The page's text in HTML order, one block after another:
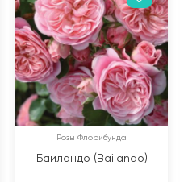
Розы Флорибунда
Байландо (Bailando)